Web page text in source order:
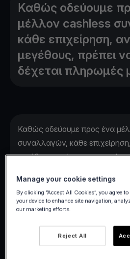
Καθώς οδεύουμε
μέλλον cashless
κάθε επιχείρηση,
μεγέθους, πρέπει
δέχεται πληρωμές
Καθώς οδεύουμε προς ένα
συναλλαγών, κάθε
μεγέθους, πρέπει να μπορείνα
χρησιμοποιούνπαραδοσιακά
παρά τα αρκετά ελαττώματά
απόκτησης, χρειάζεται
παραλαβή και την
απαιτείται σύνδεση Wi-Fi για
Manage your cookie settings
By clicking “Accept All Cookies”, you agree
your device to enhance site navigation,
our marketing efforts.
Reject All